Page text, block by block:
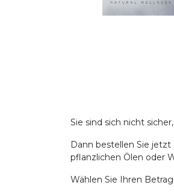
Sie sind sich nicht
Dann bestellen Sie
pflanzlichen Ölen oder
Wählen Sie Ihren